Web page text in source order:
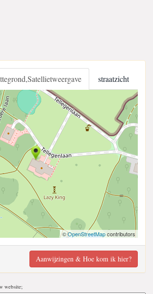
straatzicht
©OpenStreetMapcontributors
Aanwijzingen & Hoe kom ik hier?
website;